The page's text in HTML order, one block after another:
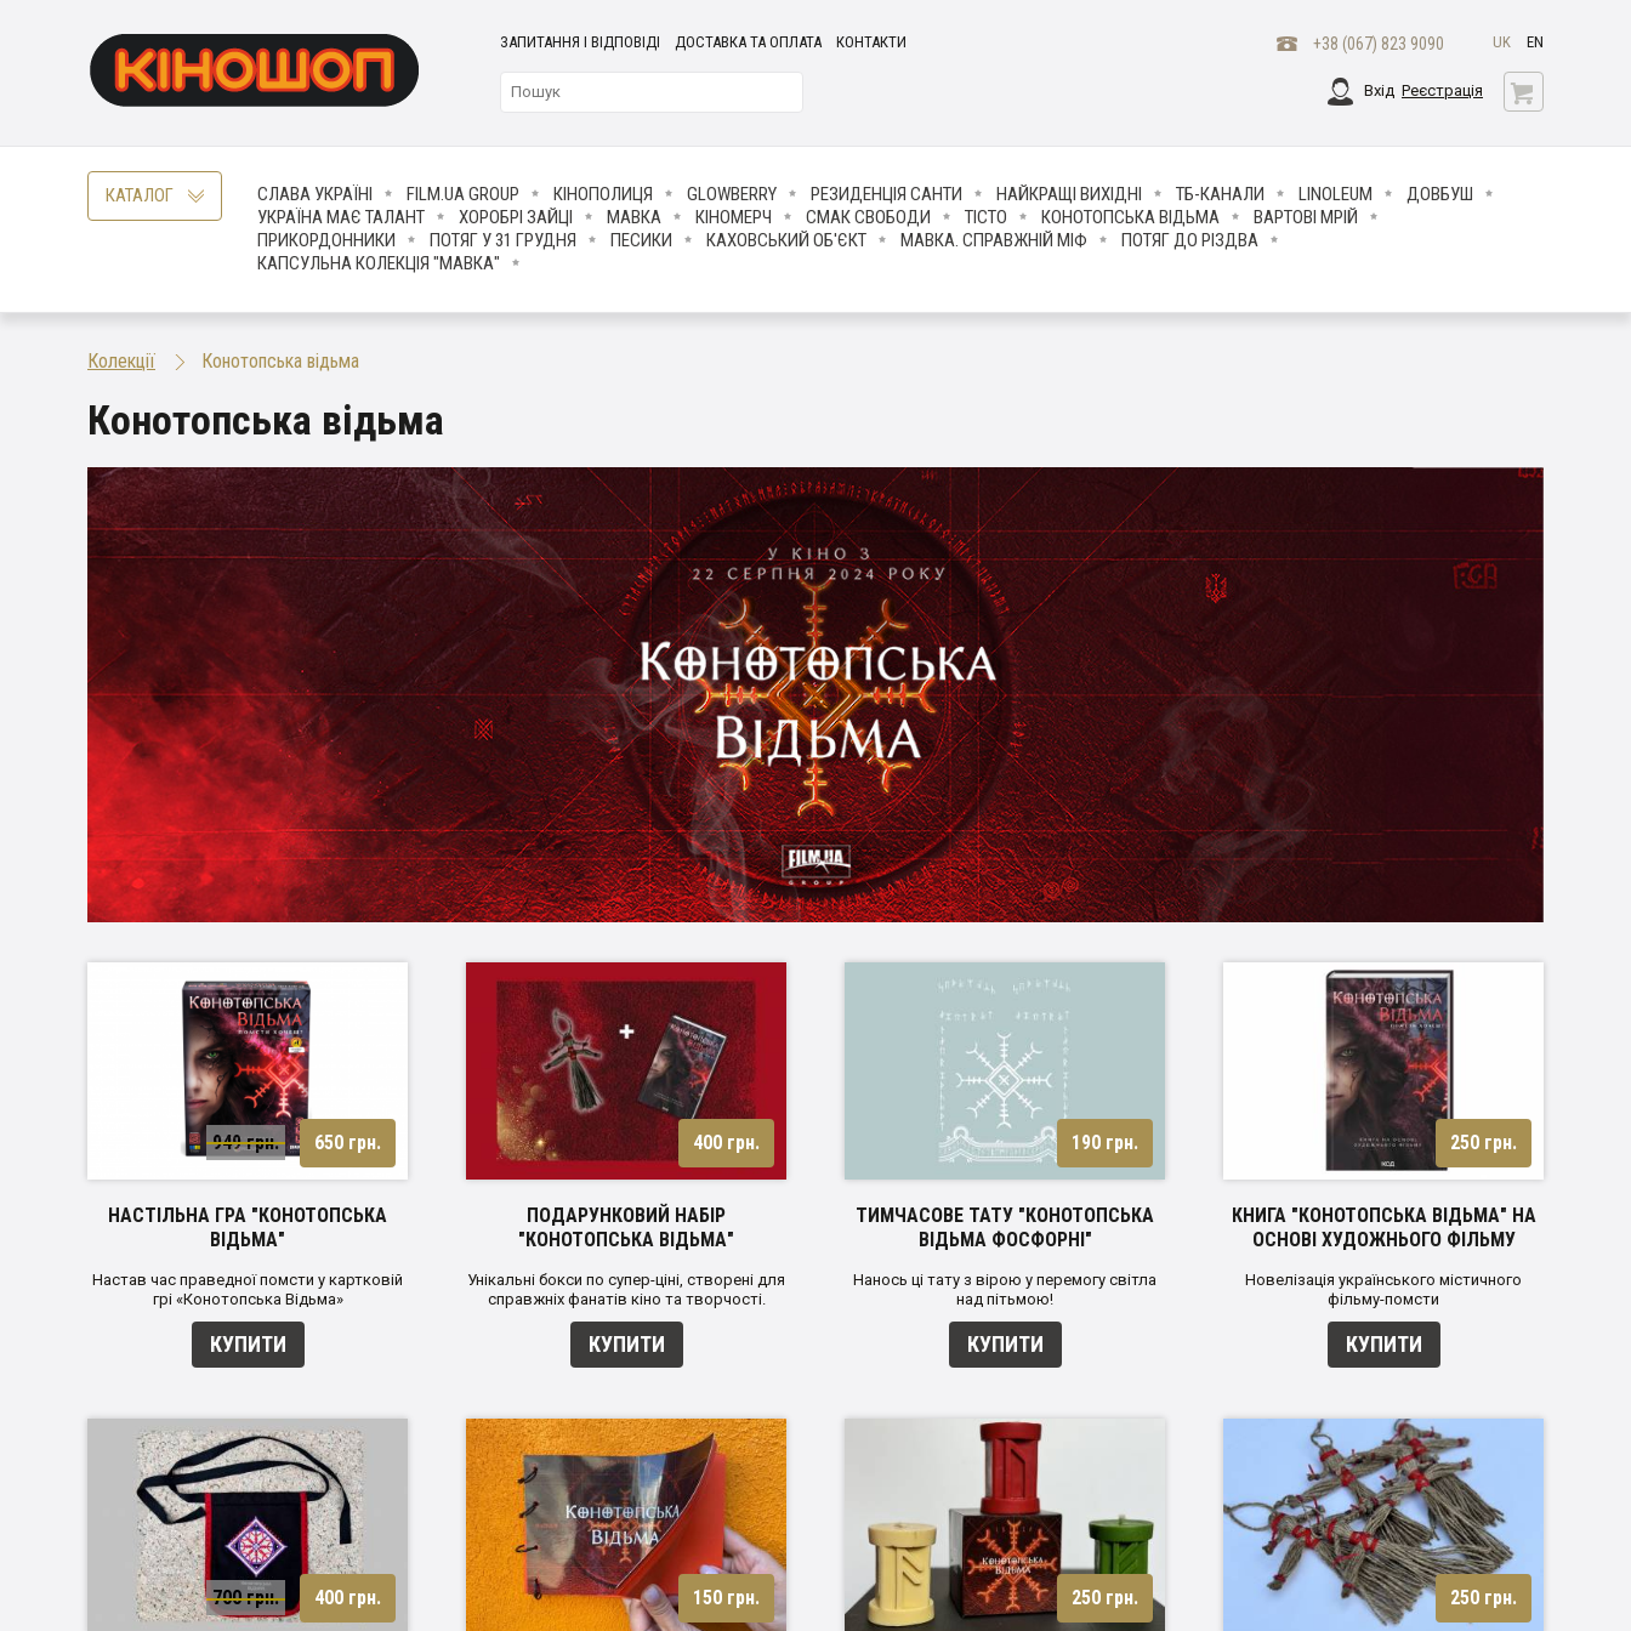
ЗАПИТАННЯ І ВІДПОВІДІ ДОСТАВКА ТА ОПЛАТА КОНТАКТИ +38 (067) 823 9090 UK EN
Вхід Реєстрація
КАТАЛОГ СЛАВА УКРАЇНІ FILM.UA GROUP КІНОПОЛИЦЯ GLOWBERRY РЕЗИДЕНЦІЯ САНТИ НАЙКРАЩІ ВИХІДНІ ТБ-КАНАЛИ LINOLEUM
ДОВБУШ
УКРАЇНА МАЄ ТАЛАНТ
ХОРОБРІ ЗАЙЦІ МАВКА КІНОМЕРЧ СМАК СВОБОДИ ТІСТО КОНОТОПСЬКА ВІДЬМА
ВАРТОВІ МРІЙ
ПРИКОРДОННИКИ
ПОТЯГ У 31 ГРУДНЯ ПЕСИКИ КАХОВСЬКИЙ ОБ'ЄКТ МАВКА. СПРАВЖНІЙ МІФ
ПОТЯГ ДО РІЗДВА
КАПСУЛЬНА КОЛЕКЦІЯ "МАВКА"
Колекції Конотопська відьма
Конотопська відьма
949 грн. 650 грн.
НАСТІЛЬНА ГРА "КОНОТОПСЬКА
ВІДЬМА"
Настав час праведної помсти у картковій
грі «Конотопська Відьма»
КУПИТИ
400 грн.
ПОДАРУНКОВИЙ НАБІР
"КОНОТОПСЬКА ВІДЬМА"
Унікальні бокси по супер-ціні, створені для
справжніх фанатів кіно та творчості.
КУПИТИ
190 грн.
ТИМЧАСОВЕ ТАТУ "КОНОТОПСЬКА
ВІДЬМА ФОСФОРНІ"
Нанось ці тату з вірою у перемогу світла
над пітьмою!
КУПИТИ
250 грн.
КНИГА "КОНОТОПСЬКА ВІДЬМА" НА
ОСНОВІ ХУДОЖНЬОГО ФІЛЬМУ
Новелізація українського містичного
фільму-помсти
КУПИТИ
700 грн. 400 грн. 150 грн. 250 грн. 250 грн.